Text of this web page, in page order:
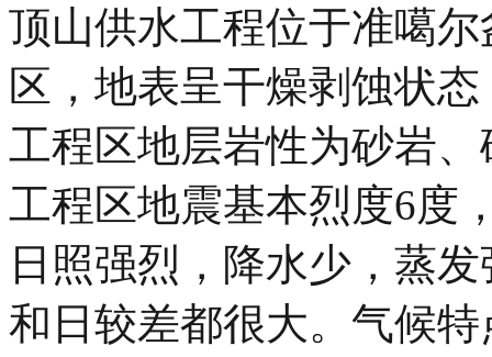
顶山供水工程位于准噶
区，地表呈干燥剥蚀状
工程区地层岩性为砂岩
工程区地震基本烈度6度
日照强烈，降水少，蒸
和日较差都很大。气候